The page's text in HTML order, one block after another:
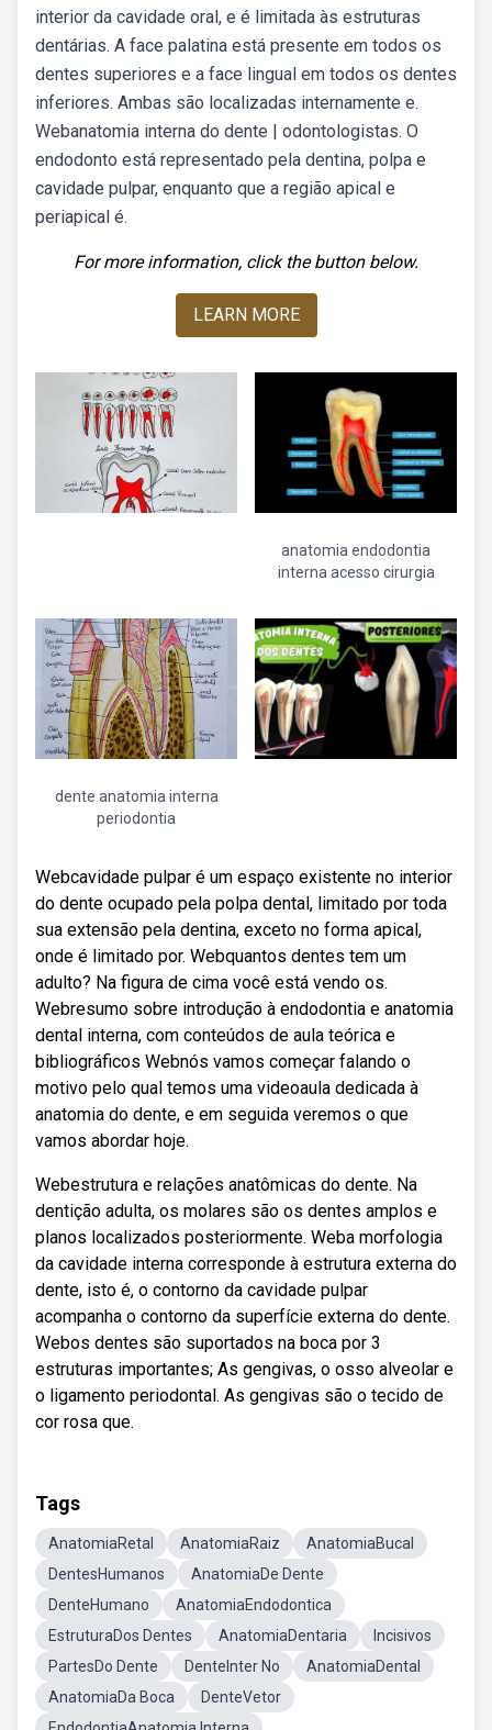
interior da cavidade oral, e é limitada às estruturas
dentárias. A face palatina está presente em todos os
dentes superiores e a face lingual em todos os dentes
inferiores. Ambas são localizadas internamente e.
Webanatomia interna do dente | odontologistas. O
endodonto está representado pela dentina, polpa e
cavidade pulpar, enquanto que a região apical e
periapical é.
For more information, click the button below.
LEARN MORE
anatomia endodontia
interna acesso cirurgia
dente anatomia interna
periodontia
Webcavidade pulpar é um espaço existente no interior
do dente ocupado pela polpa dental, limitado por toda
sua extensão pela dentina, exceto no forma apical,
onde é limitado por. Webquantos dentes tem um
adulto? Na figura de cima você está vendo os.
Webresumo sobre introdução à endodontia e anatomia
dental interna, com conteúdos de aula teórica e
bibliográficos Webnós vamos começar falando o
motivo pelo qual temos uma videoaula dedicada à
anatomia do dente, e em seguida veremos o que
vamos abordar hoje.
Webestrutura e relações anatômicas do dente. Na
dentição adulta, os molares são os dentes amplos e
planos localizados posteriormente. Weba morfologia
da cavidade interna corresponde à estrutura externa do
dente, isto é, o contorno da cavidade pulpar
acompanha o contorno da superfície externa do dente.
Webos dentes são suportados na boca por 3
estruturas importantes; As gengivas, o osso alveolar e
o ligamento periodontal. As gengivas são o tecido de
cor rosa que.
Tags
AnatomiaRetal AnatomiaRaiz
AnatomiaBucal
DentesHumanos
AnatomiaDe Dente
DenteHumano
AnatomiaEndodontica
EstruturaDos Dentes
AnatomiaDentaria
Incisivos
PartesDo Dente
DenteInter No
AnatomiaDental
AnatomiaDa Boca
DenteVetor